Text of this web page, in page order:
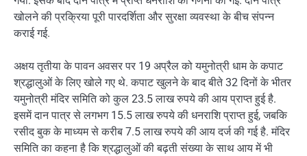
खोलने की प्रक्रिया पूरी पारदर्शिता और सुरक्षा व्यवस्था के बीच संपन्न
कराई गई.
अक्षय तृतीया के पावन अवसर पर 19 अप्रैल को यमुनोत्री धाम के कपाट
श्रद्धालुओं के लिए खोले गए थे. कपाट खुलने के बाद बीते 32 दिनों के भीतर
यमुनोत्री मंदिर समिति को कुल 23.5 लाख रुपये की आय प्राप्त हुई है.
इसमें दान पात्र से लगभग 15.5 लाख रुपये की धनराशि प्राप्त हुई, जबकि
रसीद बुक के माध्यम से करीब 7.5 लाख रुपये की आय दर्ज की गई है. मंदिर
समिति का कहना है कि श्रद्धालुओं की बढ़ती संख्या के साथ आय में भी